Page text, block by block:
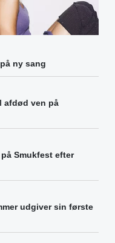
ny sang
afdød ven på
Smukfest efter
udgiver sin første